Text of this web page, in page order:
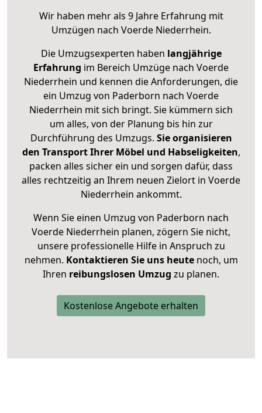
Wir haben mehr als 9 Jahre Erfahrung mit
Umzügen nach Voerde Niederrhein.
Die Umzugsexperten haben langjährige
Erfahrung im Bereich Umzüge nach Voerde
Niederrhein und kennen die Anforderungen, die
ein Umzug von Paderborn nach Voerde
Niederrhein mit sich bringt. Sie kümmern sich
um alles, von der Planung bis hin zur
Durchführung des Umzugs. Sie organisieren
den Transport Ihrer Möbel und Habseligkeiten,
packen alles sicher ein und sorgen dafür, dass
alles rechtzeitig an Ihrem neuen Zielort in Voerde
Niederrhein ankommt.
Wenn Sie einen Umzug von Paderborn nach
Voerde Niederrhein planen, zögern Sie nicht,
unsere professionelle Hilfe in Anspruch zu
nehmen. Kontaktieren Sie uns heutenoch, um
Ihren reibungslosen Umzug zu planen.
Kostenlose Angebote erhalten